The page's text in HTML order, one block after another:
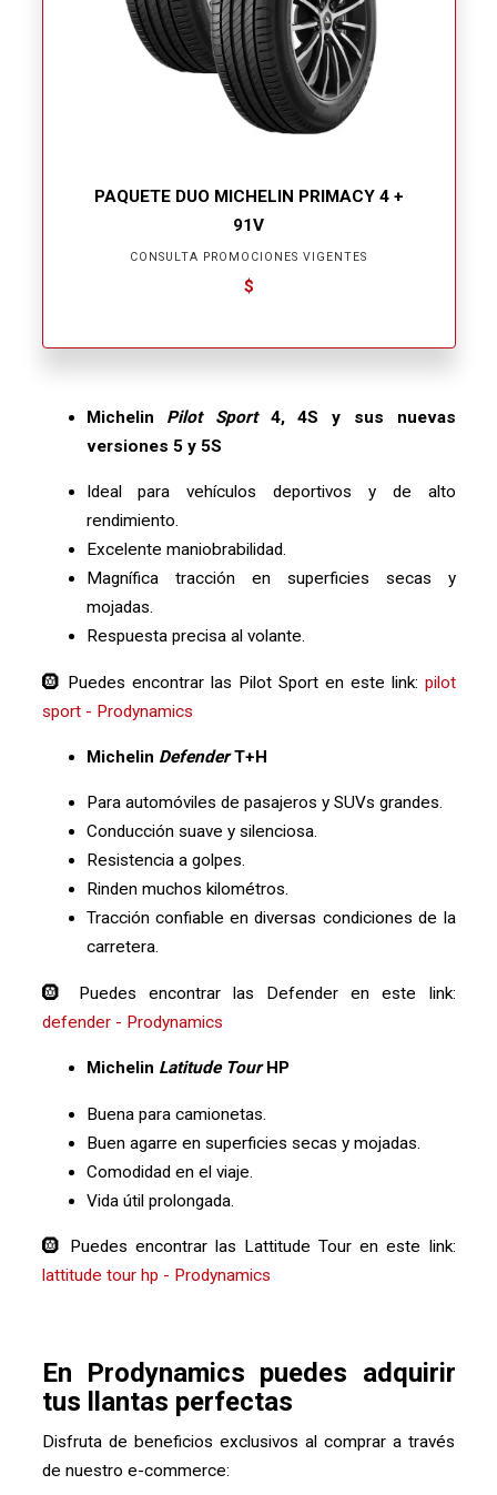
PAQUETE DUO MICHELIN PRIMACY 4 +
91V
CONSULTA PROMOCIONES VIGENTES
$
Michelin Pilot Sport4, 4S y sus nuevas
versiones 5 y 5S
Ideal para vehículos deportivos y de alto
rendimiento.
Excelente maniobrabilidad.
Magnífica tracción en superficies secas y
mojadas.
Respuesta precisa al volante.
🛞 Puedes encontrar las Pilot Sport en este link: pilot
sport - Prodynamics
Michelin DefenderT+H
Para automóviles de pasajeros y SUVs grandes.
Conducción suave y silenciosa.
Resistencia a golpes.
Rinden muchos kilométros.
Tracción confiable en diversas condiciones de la
carretera.
🛞 Puedes encontrar las Defender en este link:
defender - Prodynamics
Michelin Latitude TourHP
Buena para camionetas.
Buen agarre en superficies secas y mojadas.
Comodidad en el viaje.
Vida útil prolongada.
🛞 Puedes encontrar las Lattitude Tour en este link:
lattitude tour hp - Prodynamics
En Prodynamics puedes adquirir
tus llantas perfectas
Disfruta de beneficios exclusivos al comprar a través
de nuestro e-commerce: